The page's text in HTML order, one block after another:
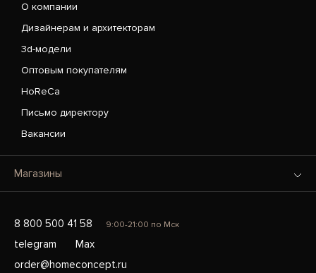
О компании
Дизайнерам и архитекторам
3d-модели
Оптовым покупателям
HoReCa
Письмо директору
Вакансии
Магазины
8 800 500 41 58 9:00-21:00 по Мск
telegram
Max
order@homeconcept.ru